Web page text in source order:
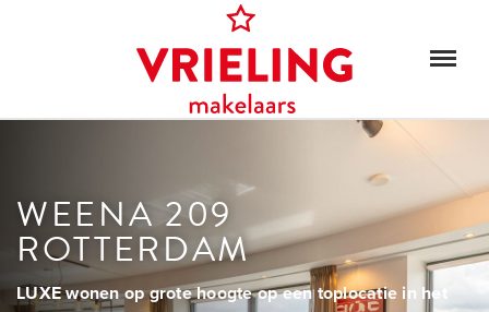
WEENA 209
ROTTERDAM
LUXE wonen op grote hoogte op een toplocatie in het